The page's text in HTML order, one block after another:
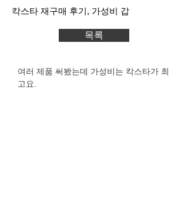
칵스타 재구매 후기, 가성비 갑
목록
여러 제품 써봤는데 가성비는 칵스타가 최
고요.